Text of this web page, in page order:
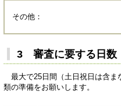
その他：
3 審査に要する日数
最大で25日間（土日祝日は含ま
類の準備をお願いします。